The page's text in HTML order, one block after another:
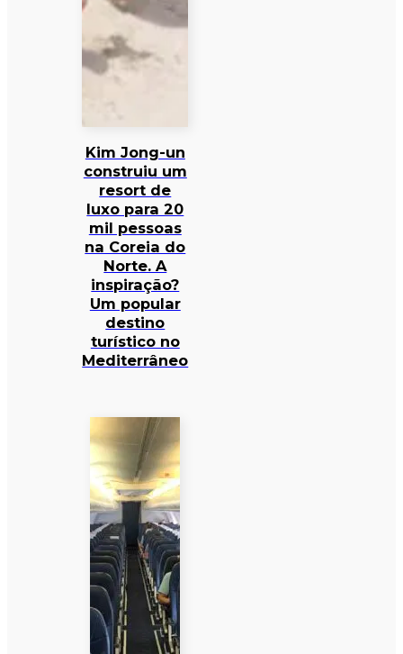
Kim Jong-un
construiu um
resort de
luxo para 20
mil pessoas
na Coreia do
Norte. A
inspiração?
Um popular
destino
turístico no
Mediterrâneo